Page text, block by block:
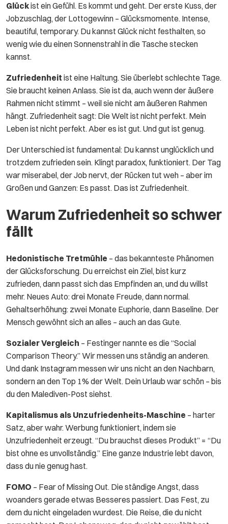
Glückist ein Gefühl. Es kommt und geht. Der erste Kuss, der
Jobzuschlag, der Lottogewinn – Glücksmomente. Intense,
beautiful, temporary. Du kannst Glück nicht festhalten, so
wenig wie du einen Sonnenstrahl in die Tasche stecken
kannst.
Zufriedenheit ist eine Haltung. Sie überlebt schlechte Tage.
Sie braucht keinen Anlass. Sie ist da, auch wenn der äußere
Rahmen nicht stimmt – weil sie nicht am äußeren Rahmen
hängt. Zufriedenheit sagt: Die Welt ist nicht perfekt. Mein
Leben ist nicht perfekt. Aber es ist gut. Und gut ist genug.
Der Unterschied ist fundamental: Du kannst unglücklich und
trotzdem zufrieden sein. Klingt paradox, funktioniert. Der Tag
war miserabel, der Job nervt, der Rücken tut weh – aber im
Großen und Ganzen: Es passt. Das ist Zufriedenheit.
Warum Zufriedenheit so schwer
fällt
Hedonistische Tretmühle – das bekannteste Phänomen
der Glücksforschung. Du erreichst ein Ziel, bist kurz
zufrieden, dann passt sich das Empfinden an, und du willst
mehr. Neues Auto: drei Monate Freude, dann normal.
Gehaltserhöhung: zwei Monate Euphorie, dann Baseline. Der
Mensch gewöhnt sich an alles – auch an das Gute.
Sozialer Vergleich – Festinger nannte es die “Social
Comparison Theory.” Wir messen uns ständig an anderen.
Und dank Instagram messen wir uns nicht an den Nachbarn,
sondern an den Top 1% der Welt. Dein Urlaub war schön – bis
du den Malediven-Post siehst.
Kapitalismus als Unzufriedenheits-Maschine – harter
Satz, aber wahr. Werbung funktioniert, indem sie
Unzufriedenheit erzeugt. “Du brauchst dieses Produkt” = “Du
bist ohne es unvollständig.” Eine ganze Industrie lebt davon,
dass du nie genug hast.
FOMO – Fear of Missing Out. Die ständige Angst, dass
woanders gerade etwas Besseres passiert. Das Fest, zu
dem du nicht eingeladen wurdest. Die Reise, die du nicht